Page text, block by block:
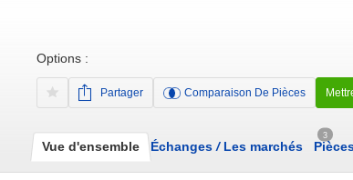
Options :
Partager Comparaison De Pièces
Vue d'ensemble Échanges /Les marchés
3